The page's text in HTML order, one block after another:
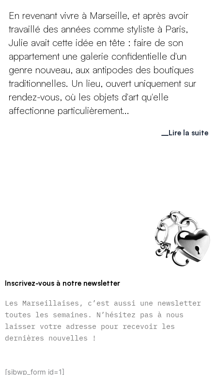
En revenant vivre à Marseille, et après avoir
travaillé des années comme styliste à Paris,
Julie avait cette idée en tête : faire de son
appartement une galerie confidentielle d'un
genre nouveau, aux antipodes des boutiques
traditionnelles. Un lieu, ouvert uniquement sur
rendez-vous, où les objets d'art qu'elle
affectionne particulièrement...
Lire la suite
Inscrivez-vous à notre newsletter
Les Marseillaises, c’est aussi une newsletter
toutes les semaines. N’hésitez pas à nous
laisser votre adresse pour recevoir les
dernières nouvelles !
[sibwp_form id=1]